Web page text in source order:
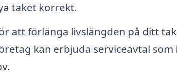
taket korrekt.
att förlänga livslängden på ditt
kan erbjuda serviceavtal